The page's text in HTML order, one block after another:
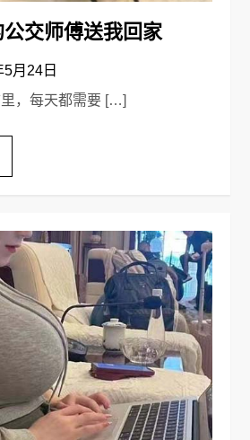
交师傅送我回家
月24日
，每天都需要 […]